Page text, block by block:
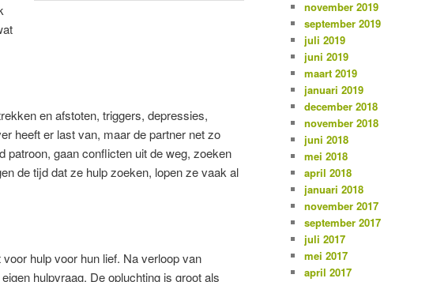
en afstoten, triggers, depressies,
heeft er last van, maar de partner net zo
patroon, gaan conflicten uit de weg, zoeken
de tijd dat ze hulp zoeken, lopen ze vaak al
hulp voor hun lief. Na verloop van
hulpvraag. De opluchting is groot als
november 2019
september 2019
juli 2019
juni 2019
maart 2019
januari 2019
december 2018
november 2018
juni 2018
mei 2018
april 2018
januari 2018
november 2017
september 2017
juli 2017
mei 2017
april 2017